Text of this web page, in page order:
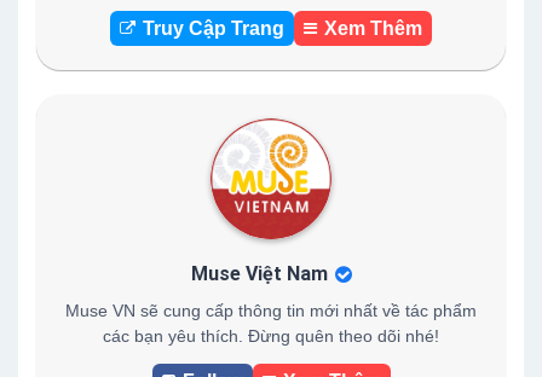
Truy Cập Trang Xem Thêm
Muse Việt Nam
Muse VN sẽ cung cấp thông tin mới nhất về tác phẩm
các bạn yêu thích. Đừng quên theo dõi nhé!